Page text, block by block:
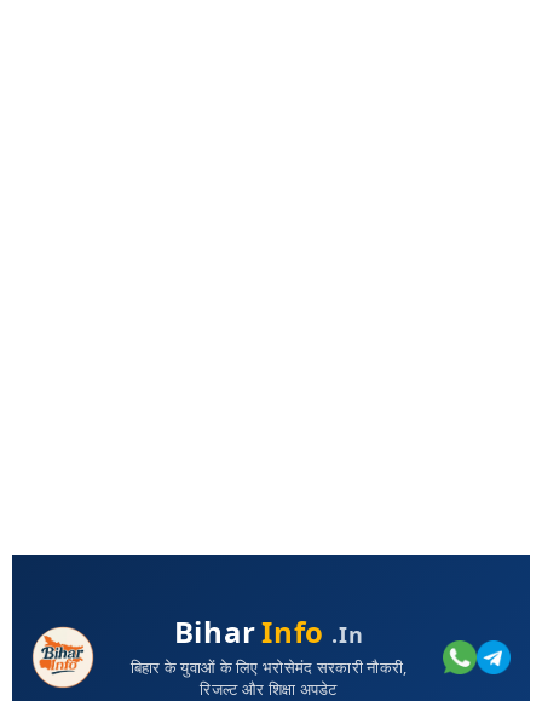
BiharInfo .in
बिहार के युवाओं के लिए भरोसेमंद सरकारी नौकरी,
रिजल्ट और शिक्षा अपडेट